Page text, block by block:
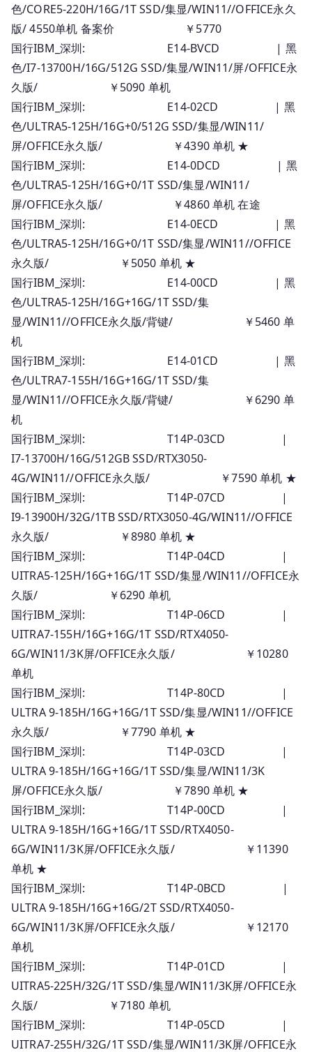
色/CORE5-220H/16G/1T SSD/集显/WIN11//OFFICE永久
版/ 4550单机 备案价 ￥5770
国行IBM_深圳: E14-BVCD | 黑
色/I7-13700H/16G/512G SSD/集显/WIN11/屏/OFFICE永
久版/ ￥5090 单机
国行IBM_深圳: E14-02CD | 黑
色/ULTRA5-125H/16G+0/512G SSD/集显/WIN11/
屏/OFFICE永久版/ ￥4390 单机 ★
国行IBM_深圳: E14-0DCD | 黑
色/ULTRA5-125H/16G+0/1T SSD/集显/WIN11/
屏/OFFICE永久版/ ￥4860 单机 在途
国行IBM_深圳: E14-0ECD | 黑
色/ULTRA5-125H/16G+0/1T SSD/集显/WIN11//OFFICE
永久版/ ￥5050 单机 ★
国行IBM_深圳: E14-00CD | 黑
色/ULTRA5-125H/16G+16G/1T SSD/集
显/WIN11//OFFICE永久版/背键/ ￥5460 单
机
国行IBM_深圳: E14-01CD | 黑
色/ULTRA7-155H/16G+16G/1T SSD/集
显/WIN11//OFFICE永久版/背键/ ￥6290 单
机
国行IBM_深圳: T14P-03CD |
I7-13700H/16G/512GB SSD/RTX3050-
4G/WIN11//OFFICE永久版/ ￥7590 单机 ★
国行IBM_深圳: T14P-07CD |
I9-13900H/32G/1TB SSD/RTX3050-4G/WIN11//OFFICE
永久版/ ￥8980 单机 ★
国行IBM_深圳: T14P-04CD |
UITRA5-125H/16G+16G/1T SSD/集显/WIN11//OFFICE永
久版/ ￥6290 单机
国行IBM_深圳: T14P-06CD |
UITRA7-155H/16G+16G/1T SSD/RTX4050-
6G/WIN11/3K屏/OFFICE永久版/ ￥10280
单机
国行IBM_深圳: T14P-80CD |
ULTRA 9-185H/16G+16G/1T SSD/集显/WIN11//OFFICE
永久版/ ￥7790 单机 ★
国行IBM_深圳: T14P-03CD |
ULTRA 9-185H/16G+16G/1T SSD/集显/WIN11/3K
屏/OFFICE永久版/ ￥7890 单机 ★
国行IBM_深圳: T14P-00CD |
ULTRA 9-185H/16G+16G/1T SSD/RTX4050-
6G/WIN11/3K屏/OFFICE永久版/ ￥11390
单机 ★
国行IBM_深圳: T14P-0BCD |
ULTRA 9-185H/16G+16G/2T SSD/RTX4050-
6G/WIN11/3K屏/OFFICE永久版/ ￥12170
单机
国行IBM_深圳: T14P-01CD |
UITRA5-225H/32G/1T SSD/集显/WIN11/3K屏/OFFICE永
久版/ ￥7180 单机
国行IBM_深圳: T14P-05CD |
UITRA7-255H/32G/1T SSD/集显/WIN11/3K屏/OFFICE永